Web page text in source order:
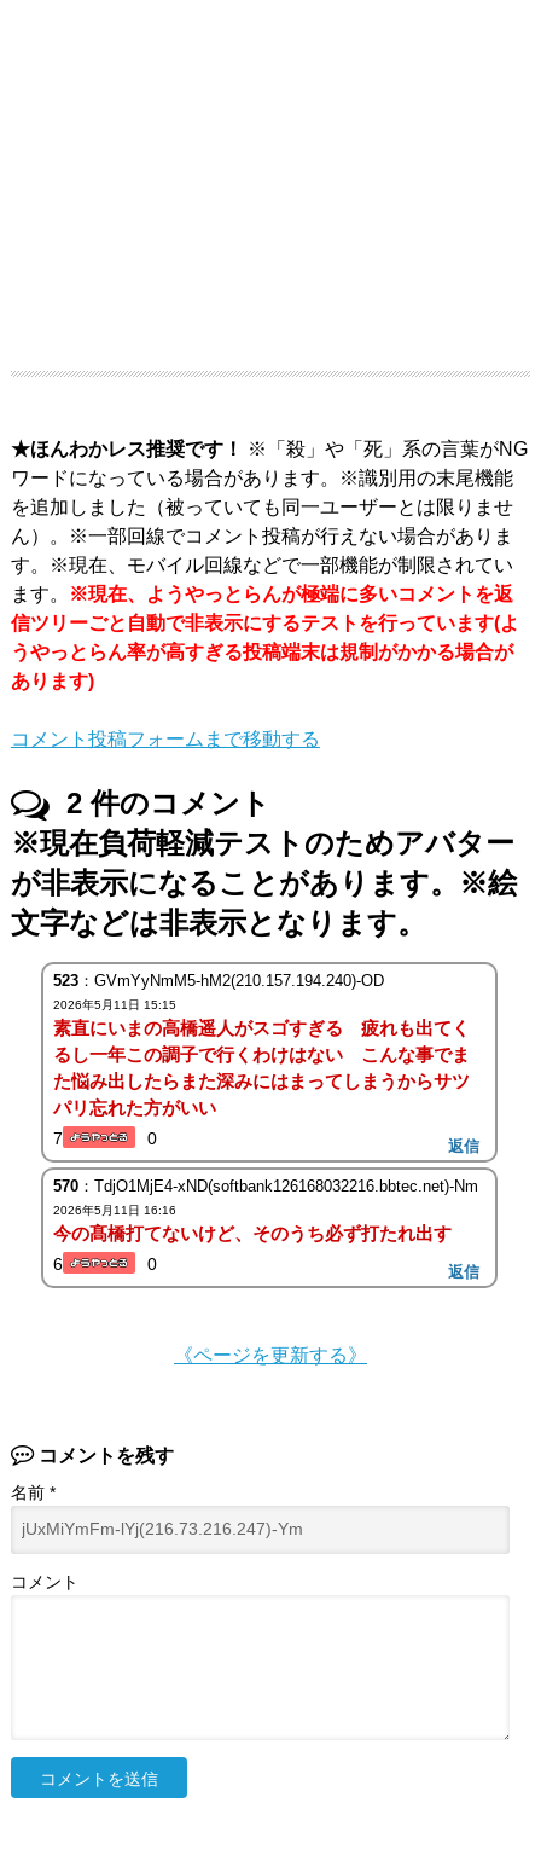
★ほんわかレス推奨です！
※「殺」や「死」系の言葉がNG
ワードになっている場合があります。※識別用の末尾機能
を追加しました（被っていても同一ユーザーとは限りませ
ん）。※一部回線でコメント投稿が行えない場合がありま
す。※現在、モバイル回線などで一部機能が制限されてい
ます。
※現在、ようやっとらんが極端に多いコメントを返
信ツリーごと自動で非表示にするテストを行っています(よ
うやっとらん率が高すぎる投稿端末は規制がかかる場合が
あります)
コメント投稿フォームまで移動する
2件のコメント
※現在負荷軽減テストのためアバター
が非表示になることがあります。※絵
文字などは非表示となります。
523：GVmYyNmM5-hM2(210.157.194.240)-OD
2026年5月11日 15:15
素直にいまの高橋遥人がスゴすぎる 疲れも出てく
るし一年この調子で行くわけはない こんな事でま
た悩み出したらまた深みにはまってしまうからサツ
パリ忘れた方がいい
7 0 返信
570：TdjO1MjE4-xND(softbank126168032216.bbtec.net)-Nm
2026年5月11日 16:16
今の髙橋打てないけど、そのうち必ず打たれ出す
6 0 返信
《ページを更新する》
コメントを残す
名前 *
コメント